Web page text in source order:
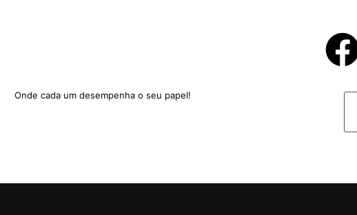
Onde cada um desempenha o seu papel!